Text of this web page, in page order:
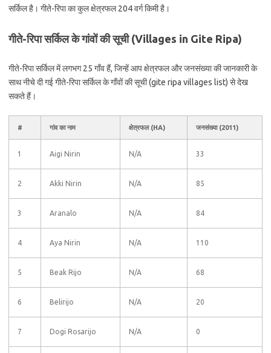
सर्किल है। गीते-रिपा का कुल क्षेत्रफल 204 वर्ग किमी है।
गीते-रिपा सर्किल के गांवों की सूची (Villages in Gite Ripa)
गीते-रिपा सर्किल में लगभग 25 गाँव हैं, जिन्हें आप क्षेत्रफल और जनसंख्या की जानकारी के
साथ नीचे दी गई गीते-रिपा सर्किल के गाँवों की सूची (gite ripa villages list) से देख
सकते हैं।
# गांव का नाम क्षेत्रफल (HA) जनसंख्या (2011)
1 Aigi Nirin N/A 33
2 Akki Nirin N/A 85
3 Aranalo N/A 84
4 Aya Nirin N/A 110
5 Beak Rijo N/A 68
6 Belirijo N/A 20
7 Dogi Rosarijo N/A 0